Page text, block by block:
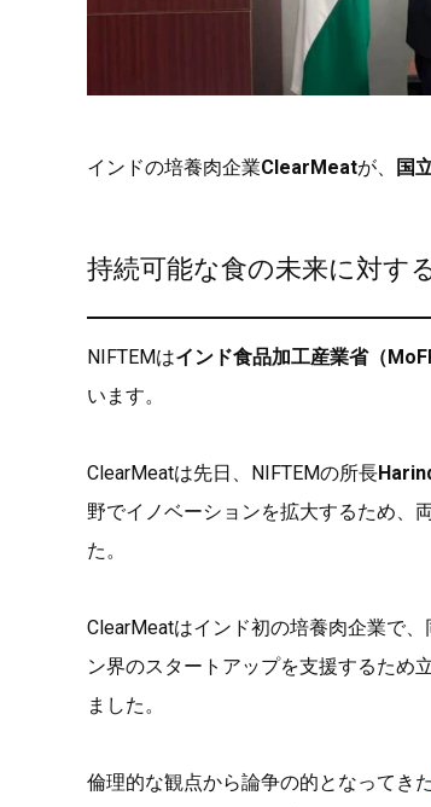
インドの培養肉企業ClearMeatが、 国
持続可能な食の未来に対す
NIFTEMはインド食品加工産業省（
います。
ClearMeatは先日、NIFTEMの所長
野でイノベーションを拡大するため、
た。
ClearMeatはインド初の培養肉企業で
ン界のスタートアップを支援するため
ました。
倫理的な観点から論争の的となってきた